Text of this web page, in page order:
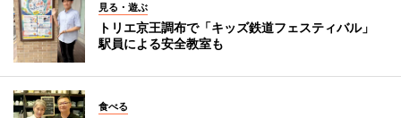
見る・遊ぶ
トリエ京王調布で「キッズ鉄道フェスティバル」
駅員による安全教室も
食べる